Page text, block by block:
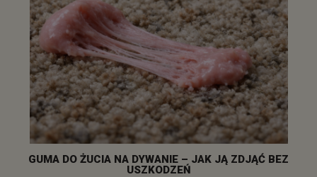
GUMA DO ŻUCIA NA DYWANIE – JAK JĄ ZDJĄĆ BEZ
USZKODZEŃ